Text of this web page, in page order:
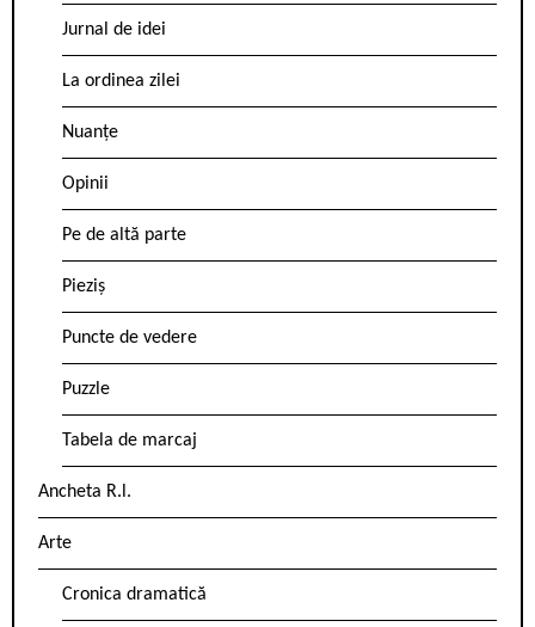
Jurnal de idei
La ordinea zilei
Nuanțe
Opinii
Pe de altă parte
Pieziș
Puncte de vedere
Puzzle
Tabela de marcaj
Ancheta R.l.
Arte
Cronica dramatică